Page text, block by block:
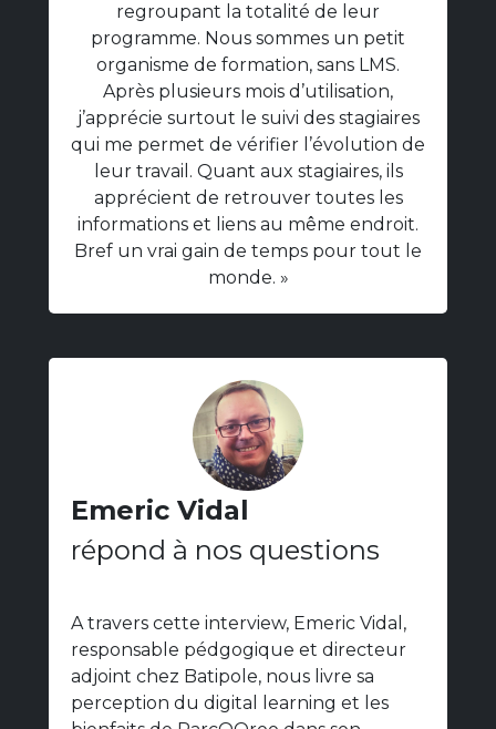
regroupant la totalité de leur
programme. Nous sommes un petit
organisme de formation, sans LMS.
Après plusieurs mois d’utilisation,
j’apprécie surtout le suivi des stagiaires
qui me permet de vérifier l’évolution de
leur travail. Quant aux stagiaires, ils
apprécient de retrouver toutes les
informations et liens au même endroit.
Bref un vrai gain de temps pour tout le
monde. »
Emeric Vidal
répond à nos questions
A travers cette interview, Emeric Vidal,
responsable pédgogique et directeur
adjoint chez Batipole, nous livre sa
perception du digital learning et les